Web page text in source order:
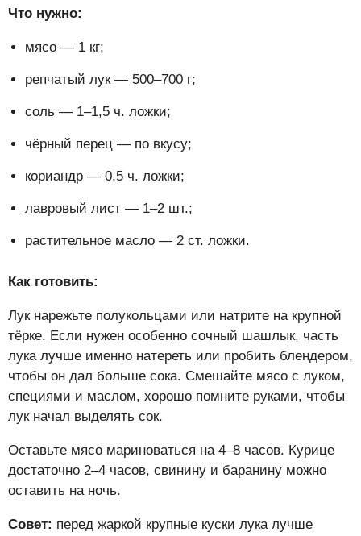
Что нужно:
мясо — 1 кг;
репчатый лук — 500–700 г;
соль — 1–1,5 ч. ложки;
чёрный перец — по вкусу;
кориандр — 0,5 ч. ложки;
лавровый лист — 1–2 шт.;
растительное масло — 2 ст. ложки.
Как готовить:
Лук нарежьте полукольцами или натрите на крупной
тёрке. Если нужен особенно сочный шашлык, часть
лука лучше именно натереть или пробить блендером,
чтобы он дал больше сока. Смешайте мясо с луком,
специями и маслом, хорошо помните руками, чтобы
лук начал выделять сок.
Оставьте мясо мариноваться на 4–8 часов. Курице
достаточно 2–4 часов, свинину и баранину можно
оставить на ночь.
Совет: перед жаркой крупные куски лука лучше